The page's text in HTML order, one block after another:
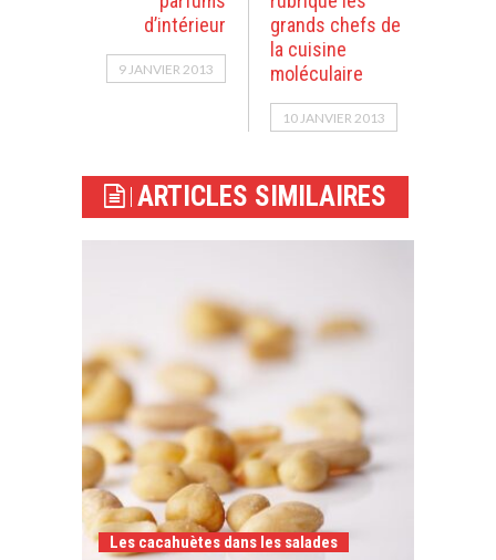
d’intérieur
9 JANVIER 2013
grands chefs de
la cuisine
moléculaire
10 JANVIER 2013
ARTICLES SIMILAIRES
Les cacahuètes dans les salades